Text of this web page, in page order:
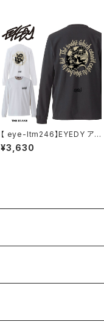
【 eye-ltm246】EYEDY アイ
ディー 大きいサイズ メンズ ロ
ングTシャツ THE SNAKE ロ
¥3,630